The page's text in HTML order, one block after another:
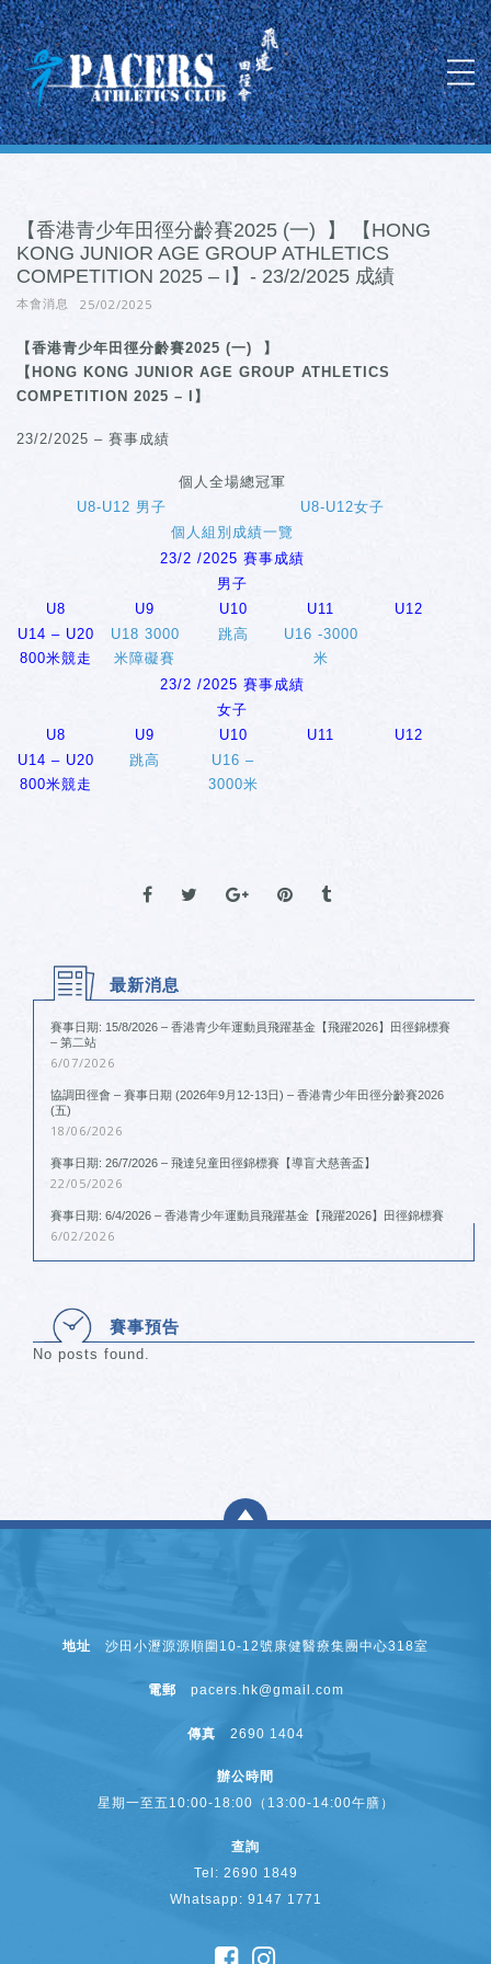
【香港青少年田徑分齡賽2025 (一) 】 【HONG
KONG JUNIOR AGE GROUP ATHLETICS
COMPETITION 2025 – I】- 23/2/2025 成績
本會消息 25/02/2025
【香港青少年田徑分齡賽2025 (一) 】
【HONG KONG JUNIOR AGE GROUP ATHLETICS
COMPETITION 2025 – I】
23/2/2025 – 賽事成績
個人全場總冠軍
U8-U12 男子
U8-U12女子
個人組別成績一覽
23/2 /2025 賽事成績
男子
U8
U9 U10 U11
U12
U14 – U20
800米競走
U18 3000
米障礙賽
跳高
U16 -3000
米
23/2 /2025 賽事成績
女子
U8
U9 U10 U11
U12
U14 – U20
800米競走
跳高
U16 –
3000米
最新消息
賽事日期: 15/8/2026 – 香港青少年運動員飛躍基金【飛躍2026】田徑錦標賽
– 第二站
6/07/2026
協調田徑會 – 賽事日期 (2026年9月12-13日) – 香港青少年田徑分齡賽2026
(五)
18/06/2026
賽事日期: 26/7/2026 – 飛達兒童田徑錦標賽【導盲犬慈善盃】
22/05/2026
賽事日期: 6/4/2026 – 香港青少年運動員飛躍基金【飛躍2026】田徑錦標賽
6/02/2026
賽事預告
No posts found.
地址 沙田小瀝源源順圍10-12號康健醫療集團中心318室
電郵 pacers.hk@gmail.com
傳真 2690 1404
辦公時間
星期一至五10:00-18:00（13:00-14:00午膳）
查詢
Tel: 2690 1849
Whatsapp: 9147 1771